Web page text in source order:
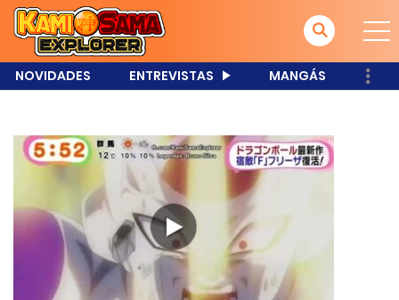
NOVIDADES ENTREVISTAS MANGÁS